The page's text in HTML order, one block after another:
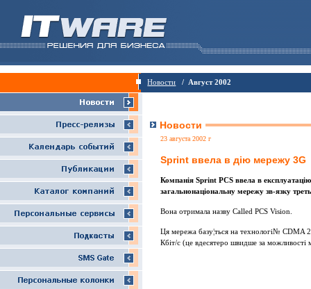
Новости / Август 2002
Новости
23 августа 2002 г
Sprint ввела в дiю мережу 3G
Компанiя Sprint PCS ввела в
загальнонацiональну мережу зв-язку
Вона отримала назву Called PCS Vision.
Ця мережа базу¦ться на технологi№ CDMA
Кбiт/с (це вдесятеро швидше за